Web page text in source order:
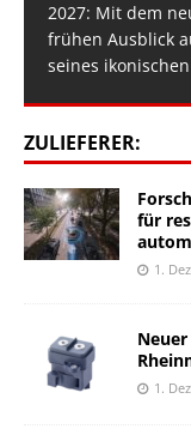
2027: Mit dem
frühen Ausblick
seines
ZULIEFERER:
für
1.
1.